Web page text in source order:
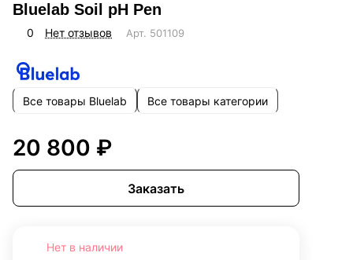
Bluelab Soil pH Pen
0 Нет отзывов Арт. 501109
Все товары Bluelab Все товары категории
20 800 ₽
Заказать
Нет в наличии